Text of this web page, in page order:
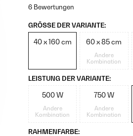
6 Bewertungen
GRÖSSE DER VARIANTE:
40 x 160 cm 60 x 85 cm
Andere
Kombination
LEISTUNG DER VARIANTE:
500 W
Andere
Kombination
750 W
Andere
Kombination
RAHMENFARBE: